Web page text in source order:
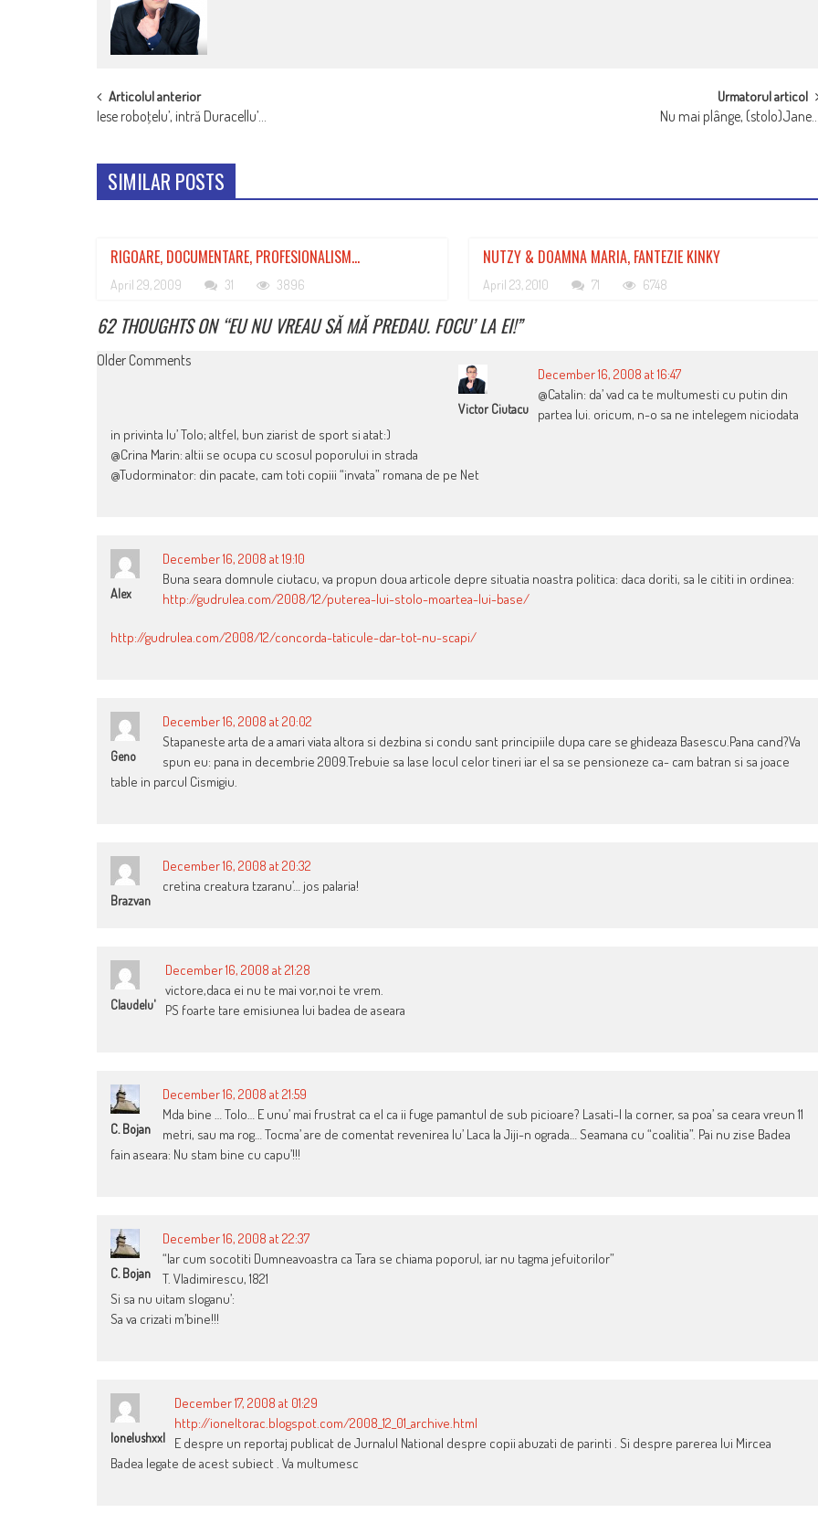
POST
NAVIGATION
Articolul anterior
Iese roboţelu’, intră Duracellu’…
Urmatorul articol
Nu mai plânge,
SIMILAR POSTS
RIGOARE, DOCUMENTARE, PROFESIONALISM…
April 29, 2009 31 3896
NUTZY & DOAMNA MARIA, FANTEZIE KINKY
April 23, 2010 71 6748
62 THOUGHTS ON “EU NU VREAU SĂ MĂ PREDAU. FOCU’ LA EI!”
COMMENT
Older Comments
Victor Ciutacu
December 16, 2008 at 16:47
@Catalin: da’ vad ca te multumesti cu putin din
partea lui. oricum, n-o sa ne intelegem niciodata
in privinta lu’ Tolo; altfel, bun ziarist de sport si atat:)
@Crina Marin: altii se ocupa cu scosul poporului in strada
@Tudorminator: din pacate, cam toti copiii “invata” romana de pe Net
Alex
December 16, 2008 at 19:10
Buna seara domnule ciutacu, va propun doua articole depre situatia noastra politica: daca doriti, sa le cititi in ordinea:
http://gudrulea.com/2008/12/puterea-lui-stolo-moartea-lui-base/
http://gudrulea.com/2008/12/concorda-taticule-dar-tot-nu-scapi/
Geno
December 16, 2008 at 20:02
Stapaneste arta de a amari viata altora si dezbina si condu sant principiile dupa care se ghideaza Basescu.Pana cand?Va
spun eu: pana in decembrie 2009.Trebuie sa lase locul celor tineri iar el sa se pensioneze ca- cam batran si sa joace
table in parcul Cismigiu.
Brazvan
December 16, 2008 at 20:32
cretina creatura tzaranu’… jos palaria!
Claudelu'
December 16, 2008 at 21:28
victore,daca ei nu te mai vor,noi te vrem.
PS foarte tare emisiunea lui badea de aseara
C. Bojan
December 16, 2008 at 21:59
Mda bine … Tolo… E unu’ mai frustrat ca el ca ii fuge pamantul de sub picioare? Lasati-l la corner, sa poa’ sa ceara vreun 11
metri, sau ma rog… Tocma’ are de comentat revenirea lu’ Laca la Jiji-n ograda… Seamana cu “coalitia”. Pai nu zise Badea
fain aseara: Nu stam bine cu capu’!!!
C. Bojan
December 16, 2008 at 22:37
“Iar cum socotiti Dumneavoastra ca Tara se chiama poporul, iar nu tagma jefuitorilor”
T. Vladimirescu, 1821
Si sa nu uitam sloganu’:
Sa va crizati m’bine!!!
Ionelushxxl
December 17, 2008 at 01:29
http://ioneltorac.blogspot.com/2008_12_01_archive.html
E despre un reportaj publicat de Jurnalul National despre copii abuzati de parinti . Si despre parerea lui Mircea
Badea legate de acest subiect . Va multumesc